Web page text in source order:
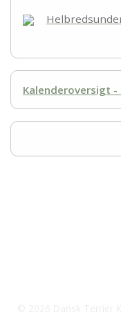
Kalenderoversigt -